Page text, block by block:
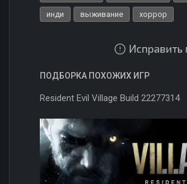
инди выживание хоррор
ПОДБОРКА ПОХОЖИХ ИГР
Resident Evil Village Build 22277314